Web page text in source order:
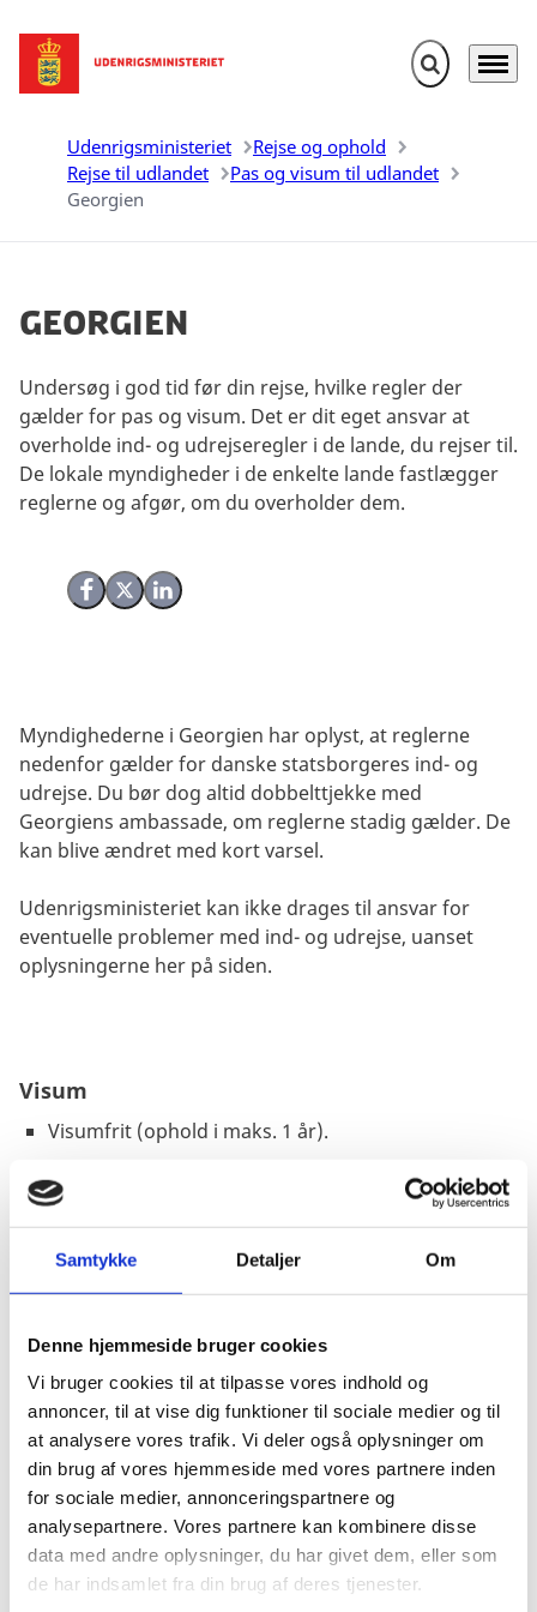
Samtykke Detaljer Om
Denne hjemmeside bruger cookies
Vi bruger cookies til at tilpasse vores indhold og
annoncer, til at vise dig funktioner til sociale medier og til
at analysere vores trafik. Vi deler også oplysninger om
din brug af vores hjemmeside med vores partnere inden
for sociale medier, annonceringspartnere og
analysepartnere. Vores partnere kan kombinere disse
data med andre oplysninger, du har givet dem, eller som
de har indsamlet fra din brug af deres tjenester.
Gå til forsiden Fold søgefelt
Menu
Udenrigsministeriet
Rejse og ophold
Rejse til udlandet
Pas og visum til udlandet
Georgien
Georgien
Del på Facebook
Del på X (Twitter)
Del på LinkedIn
Undersøg i god tid før din rejse, hvilke regler der
gælder for pas og visum. Det er dit eget ansvar at
overholde ind- og udrejseregler i de lande, du rejser til.
De lokale myndigheder i de enkelte lande fastlægger
reglerne og afgør, om du overholder dem.
Myndighederne i Georgien har oplyst, at reglerne
nedenfor gælder for danske statsborgeres ind- og
udrejse. Du bør dog altid dobbelttjekke med
Georgiens ambassade, om reglerne stadig gælder. De
kan blive ændret med kort varsel.
Udenrigsministeriet kan ikke drages til ansvar for
eventuelle problemer med ind- og udrejse, uanset
oplysningerne her på siden.
Visum
Visumfrit (ophold i maks. 1 år).
Pas
Pas skal være gyldigt under opholdet.
Danske forlængede pas anerkendes ved ind- og
udrejse.
Danske nødpas (provisoriske pas) anerkendes ved
ind- og udrejse.
EU-nødpas anerkendes ved ind- og udrejse.
Tjek på forhånd om et eventuelt transitland på
rejsen anerkender et dansk nødpas eller et EU-
nødpas. Kontakt transitlandets ambassade.
Visse viseringer og stempler i dit pas kan medføre,